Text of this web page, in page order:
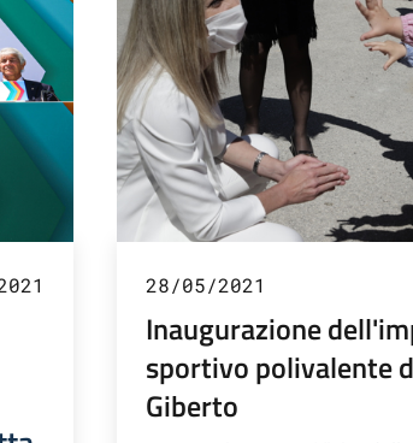
28/05/2021
Inaugurazione
sportivo polivalente
Giberto